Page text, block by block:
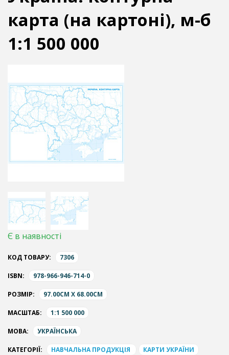
карта (на картоні), м-б
1:1 500 000
Є в наявності
КОД ТОВАРУ: 7306
ISBN: 978-966-946-714-0
РОЗМІР: 97.00CM X 68.00CM
МАСШТАБ: 1:1 500 000
МОВА: УКРАЇНСЬКА
КАТЕГОРІЇ: НАВЧАЛЬНА ПРОДУКЦІЯ
КАРТИ УКРАЇНИ